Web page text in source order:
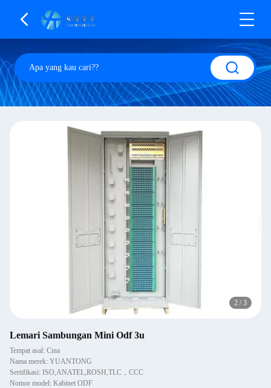
2 / 3
Lemari Sambungan Mini Odf 3u
Tempat asal: Cina
Nama merek: YUANTONG
Sertifikasi: ISO,ANATEL,ROSH,TLC，CCC
Nomor model: Kabinet ODF